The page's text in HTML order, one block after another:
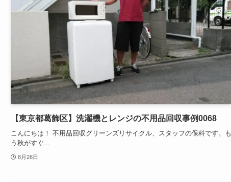
【東京都葛飾区】洗濯機とレンジの不用品回収事例0068
こんにちは！ 不用品回収グリーンズリサイクル、スタッフの保科です。も
う秋がすぐ...
8月26日